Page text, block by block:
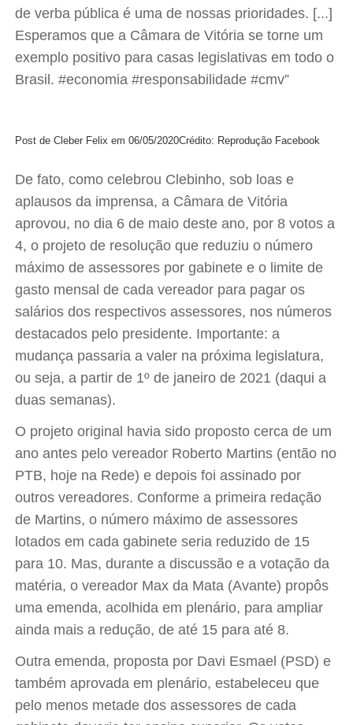
de verba pública é uma de nossas prioridades. [...]
Esperamos que a Câmara de Vitória se torne um
exemplo positivo para casas legislativas em todo o
Brasil. #economia #responsabilidade #cmv”
Post de Cleber Felix em 06/05/2020Crédito: Reprodução Facebook
De fato, como celebrou Clebinho, sob loas e
aplausos da imprensa, a Câmara de Vitória
aprovou, no dia 6 de maio deste ano, por 8 votos a
4, o projeto de resolução que reduziu o número
máximo de assessores por gabinete e o limite de
gasto mensal de cada vereador para pagar os
salários dos respectivos assessores, nos números
destacados pelo presidente. Importante: a
mudança passaria a valer na próxima legislatura,
ou seja, a partir de 1º de janeiro de 2021 (daqui a
duas semanas).
O projeto original havia sido proposto cerca de um
ano antes pelo vereador Roberto Martins (então no
PTB, hoje na Rede) e depois foi assinado por
outros vereadores. Conforme a primeira redação
de Martins, o número máximo de assessores
lotados em cada gabinete seria reduzido de 15
para 10. Mas, durante a discussão e a votação da
matéria, o vereador Max da Mata (Avante) propôs
uma emenda, acolhida em plenário, para ampliar
ainda mais a redução, de até 15 para até 8.
Outra emenda, proposta por Davi Esmael (PSD) e
também aprovada em plenário, estabeleceu que
pelo menos metade dos assessores de cada